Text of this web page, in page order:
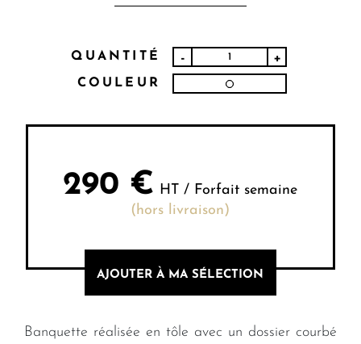
QUANTITÉ - +
COULEUR
290 € HT / Forfait semaine
(hors livraison)
AJOUTER À MA SÉLECTION
Banquette réalisée en tôle avec un dossier courbé